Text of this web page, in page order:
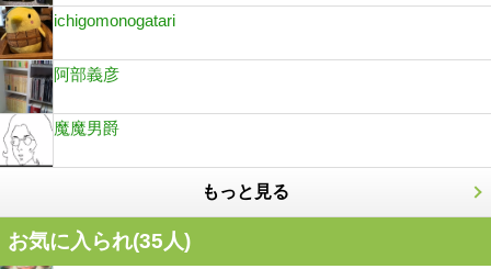
ichigomonogatari
阿部義彦
魔魔男爵
もっと見る
お気に入られ(35人)